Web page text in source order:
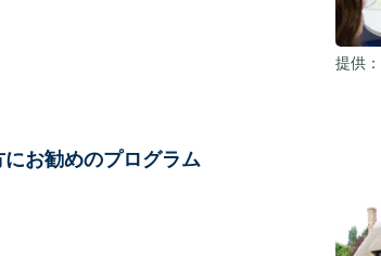
提供
にお勧めのプログラム